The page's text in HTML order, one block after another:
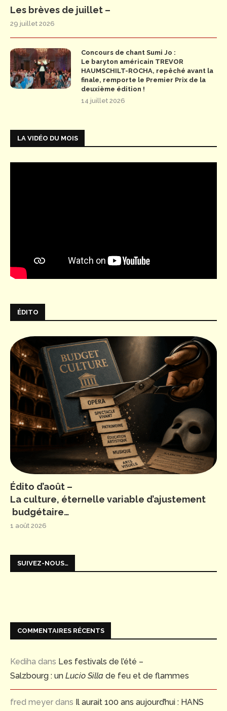
Les brèves de juillet –
29 juillet 2026
Concours de chant Sumi Jo :
Le baryton américain TREVOR
HAUMSCHILT-ROCHA, repêché avant la
finale, remporte le Premier Prix de la
deuxième édition !
14 juillet 2026
LA VIDÉO DU MOIS
ÉDITO
Édito d’août –
La culture, éternelle variable d’ajustement
budgétaire…
1 août 2026
SUIVEZ-NOUS…
COMMENTAIRES RÉCENTS
Kediha dans Les festivals de l’été –
Salzbourg : un Lucio Silla de feu et de flammes
fred meyer dans Il aurait 100 ans aujourd’hui : HANS